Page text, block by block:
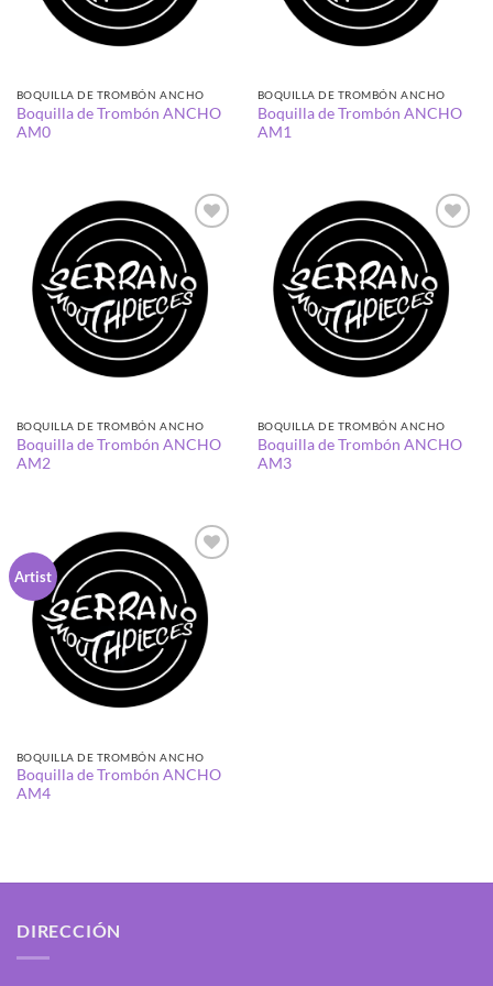
BOQUILLA DE TROMBÓN ANCHO
Boquilla de Trombón ANCHO
AM0
BOQUILLA DE TROMBÓN ANCHO
Boquilla de Trombón ANCHO
AM1
Añadir
a la
lista de
deseos
BOQUILLA DE TROMBÓN ANCHO
Boquilla de Trombón ANCHO
AM2
Añadir
a la
lista de
deseos
BOQUILLA DE TROMBÓN ANCHO
Boquilla de Trombón ANCHO
AM3
Artist
Añadir
a la
lista de
deseos
BOQUILLA DE TROMBÓN ANCHO
Boquilla de Trombón ANCHO
AM4
DIRECCIÓN